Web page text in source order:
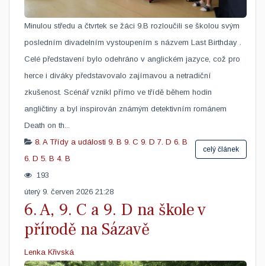
Minulou středu a čtvrtek se žáci 9.B rozloučili se školou svým
posledním divadelním vystoupením s názvem Last Birthday .
Celé představení bylo odehráno v anglickém jazyce, což pro
herce i diváky představovalo zajímavou a netradiční
zkušenost. Scénář vznikl přímo ve třídě během hodin
angličtiny a byl inspirován známým detektivním románem
Death on th...
celý článek
8. A Třídy a události 9. B 9. C 9. D 7. D 6. B
6. D 5. B 4. B
193
úterý 9. červen 2026 21:28
6. A, 9. C a 9. D na škole v
přírodě na Sázavě
Lenka Křivská